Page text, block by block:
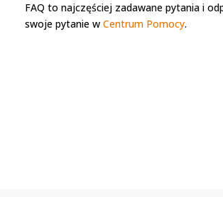
FAQ to najczęściej zadawane pytania i
swoje pytanie w Centrum Pomocy.